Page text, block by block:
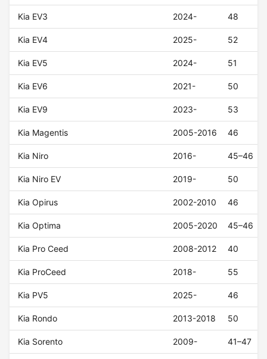
Kia EV3 2024- 48
Kia EV4 2025- 52
Kia EV5 2024- 51
Kia EV6 2021- 50
Kia EV9 2023- 53
Kia Magentis 2005-2016 46
Kia Niro 2016- 45–46
Kia Niro EV 2019- 50
Kia Opirus 2002-2010 46
Kia Optima 2005-2020 45–46
Kia Pro Ceed 2008-2012 40
Kia ProCeed 2018- 55
Kia PV5 2025- 46
Kia Rondo 2013-2018 50
Kia Sorento 2009- 41–47